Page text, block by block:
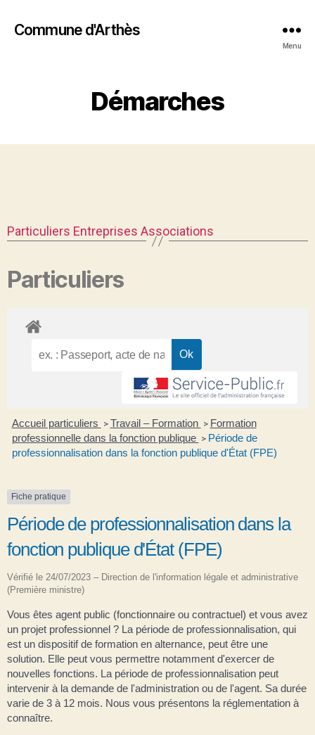
Commune d'Arthès
Menu
Démarches
Particuliers Entreprises Associations
Particuliers
Accueil particuliers > Travail – Formation > Formation
professionnelle dans la fonction publique > Période de
professionnalisation dans la fonction publique d'État (FPE)
Fiche pratique
Période de professionnalisation dans la
fonction publique d'État (FPE)
Vérifié le 24/07/2023 – Direction de l'information légale et administrative
(Première ministre)
Vous êtes agent public (fonctionnaire ou contractuel) et vous avez
un projet professionnel ? La période de professionnalisation, qui
est un dispositif de formation en alternance, peut être une
solution. Elle peut vous permettre notamment d'exercer de
nouvelles fonctions. La période de professionnalisation peut
intervenir à la demande de l'administration ou de l'agent. Sa durée
varie de 3 à 12 mois. Nous vous présentons la réglementation à
connaître.